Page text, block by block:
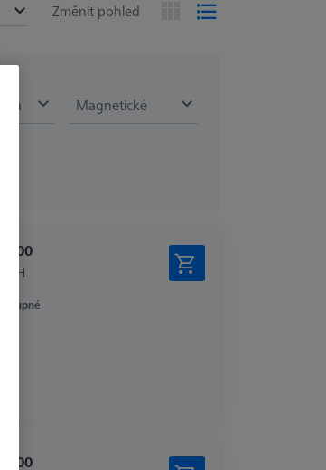
Změnit pohled
Magnetické
Dostupné